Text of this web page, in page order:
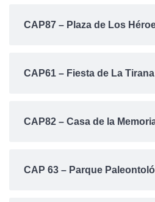
CAP87 – Plaza de Los
CAP61 – Fiesta de La Tirana
CAP82 – Casa de la
CAP 63 – Parque